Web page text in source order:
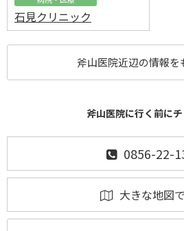
石見クリニック
斧山医院近辺の情報を
斧山医院に行く前にチ
0856-22-
大きな地図